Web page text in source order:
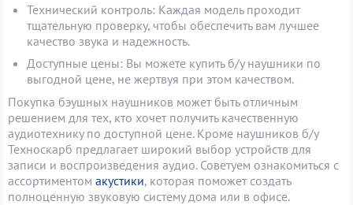
Технический контроль: Каждая модель проходит
тщательную проверку, чтобы обеспечить вам лучшее
качество звука и надежность.
Доступные цены: Вы можете купить б/у наушники по
выгодной цене, не жертвуя при этом качеством.
Покупка бэушных наушников может быть отличным
решением для тех, кто хочет получить качественную
аудиотехнику по доступной цене. Кроме наушников б/у
Техноскарб предлагает широкий выбор устройств для
записи и воспроизведения аудио. Советуем ознакомиться с
ассортиментом акустики, которая поможет создать
полноценную звуковую систему дома или в офисе.